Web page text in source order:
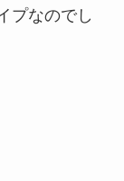
プなのでし